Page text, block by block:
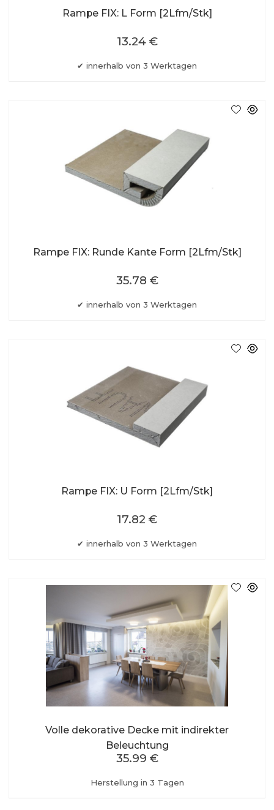
Rampe FIX: L Form [2Lfm/Stk]
innerhalb von 3 Werktagen
13.24 €
Rampe FIX: Runde Kante Form [2Lfm/Stk]
innerhalb von 3 Werktagen
35.78 €
Rampe FIX: U Form [2Lfm/Stk]
innerhalb von 3 Werktagen
17.82 €
Volle dekorative Decke mit indirekter
Beleuchtung
Herstellung in 3 Tagen
35.99 €